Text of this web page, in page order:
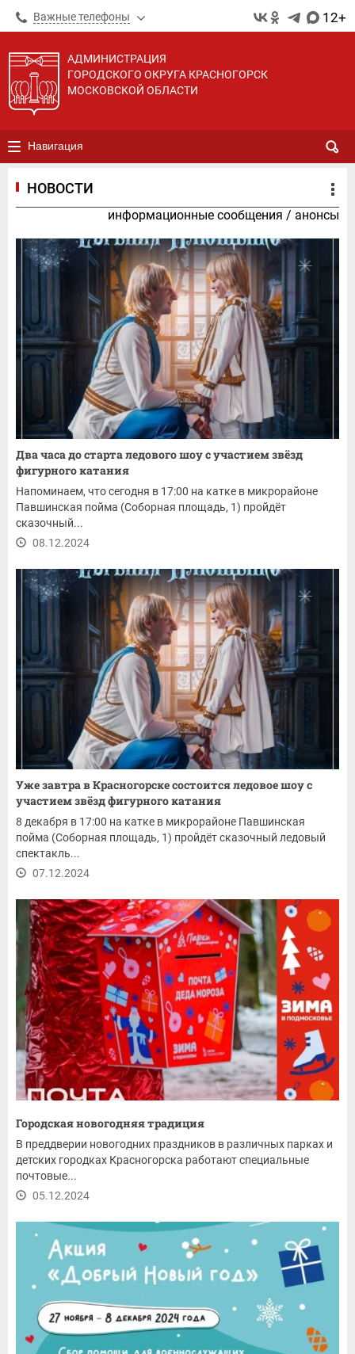
Важные телефоны 12+
АДМИНИСТРАЦИЯ
ГОРОДСКОГО ОКРУГА КРАСНОГОРСК
МОСКОВСКОЙ ОБЛАСТИ
Навигация
НОВОСТИ
информационные сообщения / анонсы
Два часа до старта ледового шоу с участием звёзд
фигурного катания
Напоминаем, что сегодня в 17:00 на катке в микрорайоне
Павшинская пойма (Соборная площадь, 1) пройдёт
сказочный...
08.12.2024
Уже завтра в Красногорске состоится ледовое шоу с
участием звёзд фигурного катания
8 декабря в 17:00 на катке в микрорайоне Павшинская
пойма (Соборная площадь, 1) пройдёт сказочный ледовый
спектакль...
07.12.2024
Городская новогодняя традиция
В преддверии новогодних праздников в различных парках и
детских городках Красногорска работают специальные
почтовые...
05.12.2024